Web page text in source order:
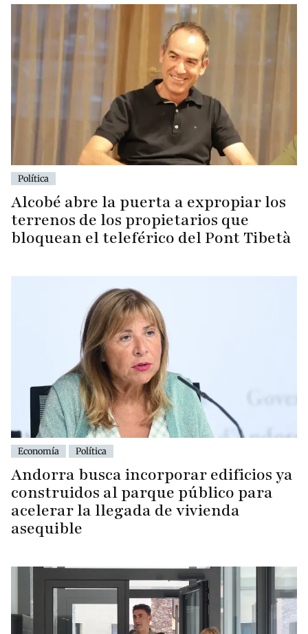
Política
Alcobé abre la puerta a expropiar los
terrenos de los propietarios que
bloquean el teleférico del Pont Tibetà
Economía Política
Andorra busca incorporar edificios ya
construidos al parque público para
acelerar la llegada de vivienda
asequible